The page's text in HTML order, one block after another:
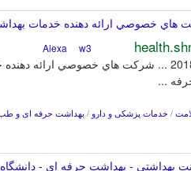
هاي خصوصي ارائه دهنده خدمات
w3
...
/ خدمات پزشکی و دارو / بهداشت حرفه ای و طب
بهداشتی - بهداشت حرفه ای -